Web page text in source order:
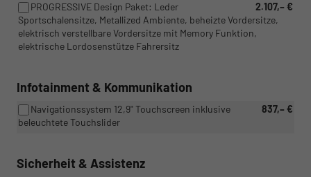
2.107,– €
PROGRESSIVE Design Paket: Leder
Sportschalensitze, Metallized Ambiente, beheizte Vordersitze,
elektrisch verstellbare Vordersitze mit Memory Funktion,
elektrische Lordosenstütze Fahrersitz
Infotainment & Kommunikation
837,– €
Navigationssystem 12,9" Touchscreen inklusive
beleuchtete Touchslider
Sicherheit & Assistenz